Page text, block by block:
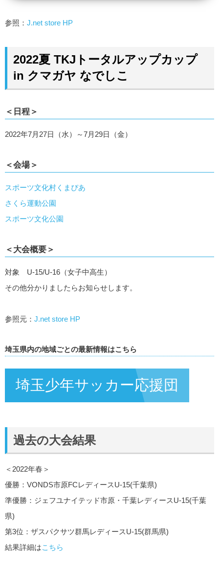
参照： J.net store HP
2022夏 TKJトータルアップカップ
in クマガヤ なでしこ
＜日程＞
2022年7月27日（水）～7月29日（金）
＜会場＞
スポーツ文化村くまぴあ
さくら運動公園
スポーツ文化公園
＜大会概要＞
対象 U-15/U-16（女子中高生）
その他分かりましたらお知らせします。
参照元： J.net store HP
埼玉県内の地域ごとの最新情報はこちら
埼玉少年サッカー応援団
過去の大会結果
＜2022年春＞
優勝：VONDS市原FCレディースU-15(千葉県)
準優勝：ジェフユナイテッド市原・千葉レディースU-15(千葉
県)
第3位：ザスパクサツ群馬レディースU-15(群馬県)
結果詳細はこちら